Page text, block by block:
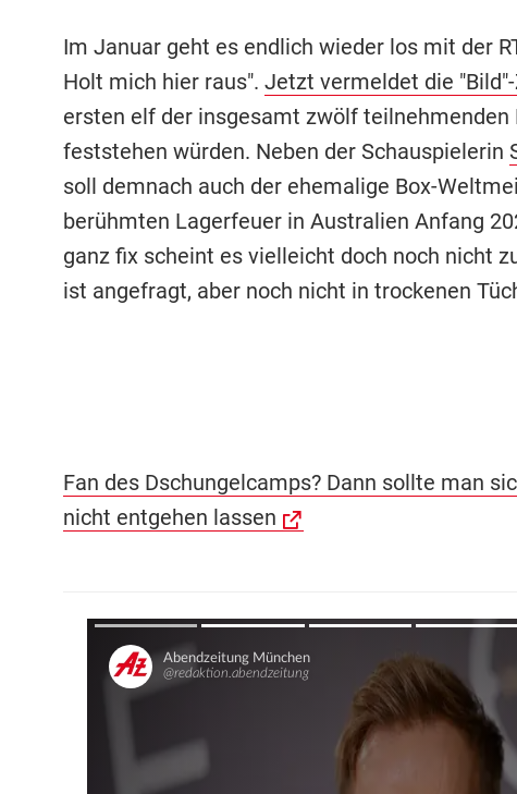
Im Januar geht es endlich wieder los mit der
Holt mich hier raus". Jetzt vermeldet die
ersten elf der insgesamt zwölf teilnehmenden
feststehen würden. Neben der Schauspielerin
soll demnach auch der ehemalige Box-
berühmten Lagerfeuer in Australien Anfang
ganz fix scheint es vielleicht doch noch nicht
ist angefragt, aber noch nicht in trockenen
Fan des Dschungelcamps? Dann sollte man
nicht entgehen lassen